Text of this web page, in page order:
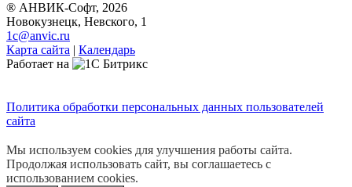
® АНВИК-Софт, 2026
Новокузнецк, Невского, 1
1c@anvic.ru
Карта сайта | Календарь
Работает на
Политика обработки персональных данных пользователей
сайта
Мы используем cookies для улучшения работы сайта.
Продолжая использовать сайт, вы соглашаетесь с
использованием cookies.